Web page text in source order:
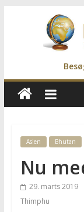
Rejs
Med
Os
Rejseblog
for
Vilde,
Frida,
Asien Bhutan
Nu
29. marts 2019
Thimphu